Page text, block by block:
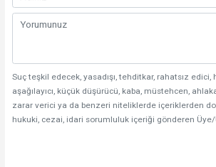
Suç teşkil edecek, yasadışı, tehditkar, rahatsız
aşağılayıcı, küçük düşürücü, kaba, müstehcen,
zarar verici ya da benzeri niteliklerde içeriklerden
hukuki, cezai, idari sorumluluk içeriği gönderen Üye/